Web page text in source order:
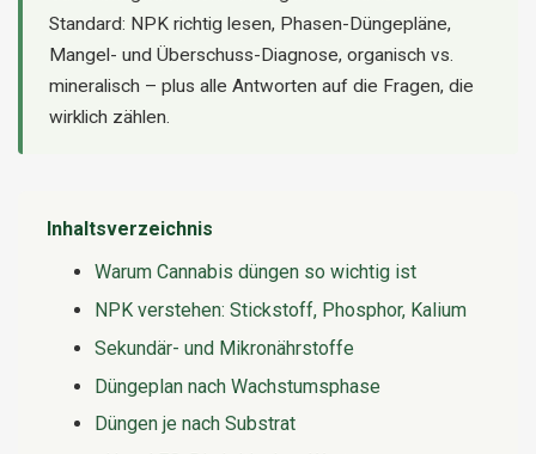
Standard: NPK richtig lesen, Phasen-Düngepläne,
Mangel- und Überschuss-Diagnose, organisch vs.
mineralisch – plus alle Antworten auf die Fragen, die
wirklich zählen.
Inhaltsverzeichnis
Warum Cannabis düngen so wichtig ist
NPK verstehen: Stickstoff, Phosphor, Kalium
Sekundär- und Mikronährstoffe
Düngeplan nach Wachstumsphase
Düngen je nach Substrat